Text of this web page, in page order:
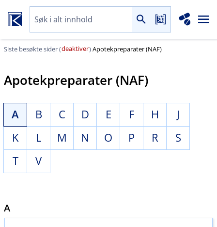
Siste besøkte sider (deaktiver)Apotekpreparater (NAF)
Apotekpreparater (NAF)
A B C D E F H
J
K
L M N O P R
S
T
V
A